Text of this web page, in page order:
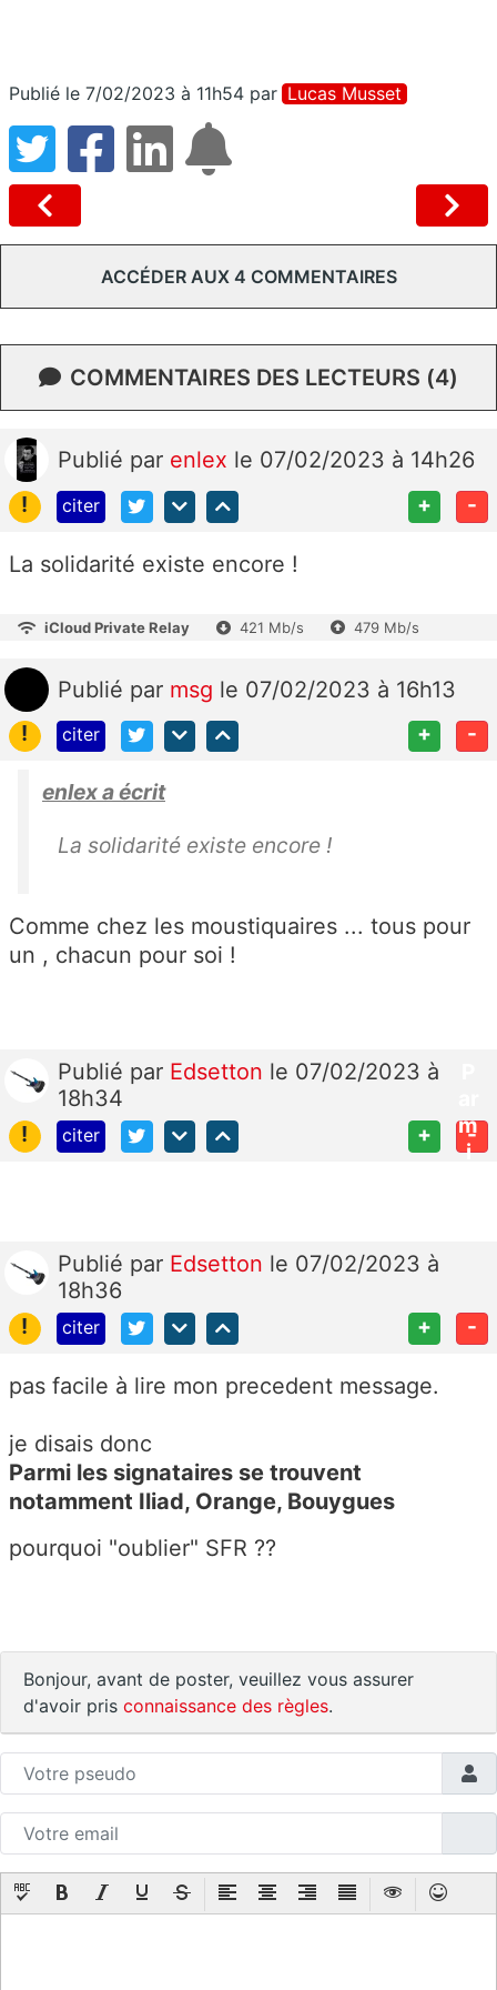
Publié le 7/02/2023 à 11h54 par Lucas Musset
ACCÉDER AUX 4 COMMENTAIRES
COMMENTAIRES DES LECTEURS (4)
Publié par enlex le 07/02/2023 à 14h26
!
citer + -
La solidarité existe encore !
iCloud Private Relay 421 Mb/s 479 Mb/s
Publié par msg le 07/02/2023 à 16h13
!
citer + -
enlex a écrit
La solidarité existe encore !
Comme chez les moustiquaires ... tous pour
un , chacun pour soi !
Publié par Edsetton le 07/02/2023 à
18h34
!
citer + -
m
i
at
ai
ot
m
e
nt
Ili
d,
Publié par Edsetton le 07/02/2023 à
18h36
!
citer + -
pas facile à lire mon precedent message.
je disais donc
Parmi les signataires se trouvent
notamment Iliad, Orange, Bouygues
pourquoi "oublier" SFR ??
Bonjour, avant de poster, veuillez vous assurer
d'avoir pris connaissance des règles.